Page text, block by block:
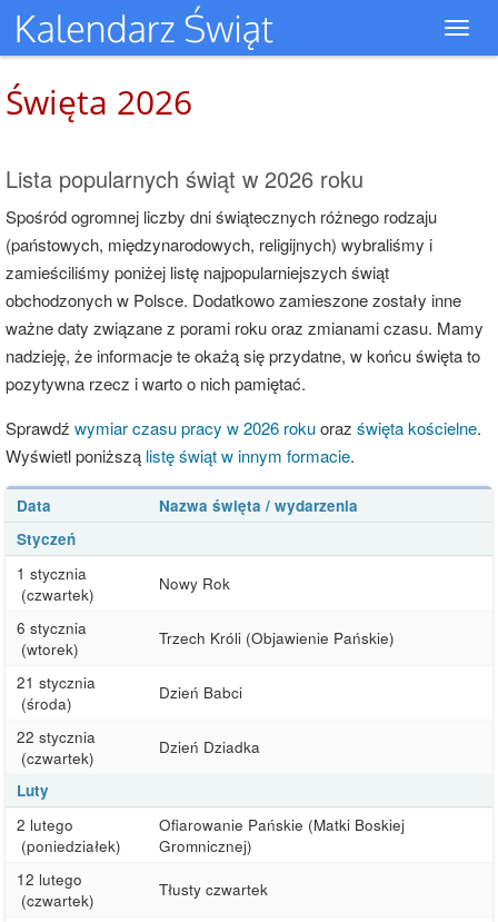
Święta 2026
Lista popularnych świąt w 2026 roku
Spośród ogromnej liczby dni świątecznych różnego rodzaju
(państowych, międzynarodowych, religijnych) wybraliśmy i
zamieściliśmy poniżej listę najpopularniejszych świąt
obchodzonych w Polsce. Dodatkowo zamieszone zostały inne
ważne daty związane z porami roku oraz zmianami czasu. Mamy
nadzieję, że informacje te okażą się przydatne, w końcu święta to
pozytywna rzecz i warto o nich pamiętać.
Sprawdź wymiar czasu pracy w 2026 rokuoraz święta kościelne.
Wyświetl poniższą listę świąt w innym formacie.
Data
Nazwa święta / wydarzenia
Styczeń
1 stycznia
(czwartek)
Nowy Rok
6 stycznia
(wtorek)
Trzech Króli (Objawienie Pańskie)
21 stycznia
(środa)
Dzień Babci
22 stycznia
(czwartek)
Dzień Dziadka
Luty
2 lutego
(poniedziałek)
Ofiarowanie Pańskie (Matki Boskiej
Gromnicznej)
12 lutego
(czwartek)
Tłusty czwartek